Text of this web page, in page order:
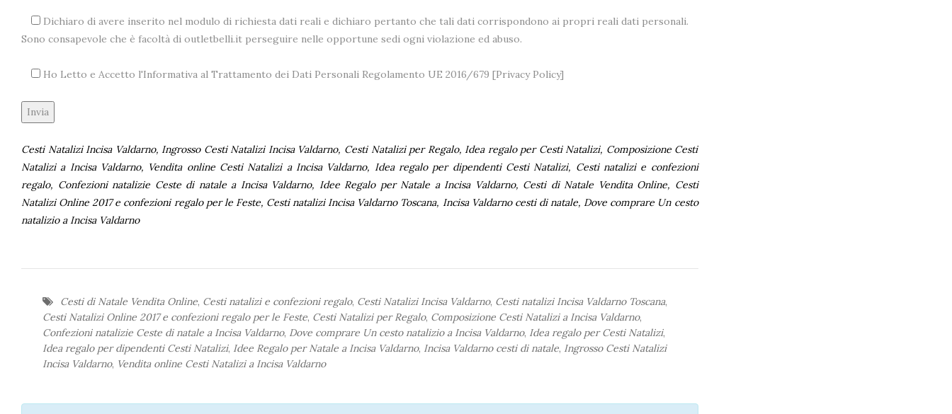
Dichiaro di avere inserito nel modulo di richiesta dati reali e dichiaro pertanto che tali dati corrispondono ai propri reali dati personali.
Sono consapevole che è facoltà di outletbelli.it perseguire nelle opportune sedi ogni violazione ed abuso.
Ho Letto e Accetto l'Informativa al Trattamento dei Dati Personali Regolamento UE 2016/679 [Privacy Policy]
Alternative:
Cesti Natalizi Incisa Valdarno, Ingrosso Cesti Natalizi Incisa Valdarno, Cesti Natalizi per Regalo, Idea regalo per Cesti Natalizi, Composizione Cesti
Natalizi a Incisa Valdarno, Vendita online Cesti Natalizi a Incisa Valdarno, Idea regalo per dipendenti Cesti Natalizi, Cesti natalizi e confezioni
regalo, Confezioni natalizie Ceste di natale a Incisa Valdarno, Idee Regalo per Natale a Incisa Valdarno, Cesti di Natale Vendita Online, Cesti
Natalizi Online 2017 e confezioni regalo per le Feste, Cesti natalizi Incisa Valdarno Toscana, Incisa Valdarno cesti di natale, Dove comprare Un cesto
natalizio a Incisa Valdarno
Cesti di Natale Vendita Online, Cesti natalizi e confezioni regalo, Cesti Natalizi Incisa Valdarno, Cesti natalizi Incisa Valdarno Toscana,
Cesti Natalizi Online 2017 e confezioni regalo per le Feste, Cesti Natalizi per Regalo, Composizione Cesti Natalizi a Incisa Valdarno,
Confezioni natalizie Ceste di natale a Incisa Valdarno, Dove comprare Un cesto natalizio a Incisa Valdarno, Idea regalo per Cesti Natalizi,
Idea regalo per dipendenti Cesti Natalizi, Idee Regalo per Natale a Incisa Valdarno, Incisa Valdarno cesti di natale, Ingrosso Cesti Natalizi
Incisa Valdarno, Vendita online Cesti Natalizi a Incisa Valdarno